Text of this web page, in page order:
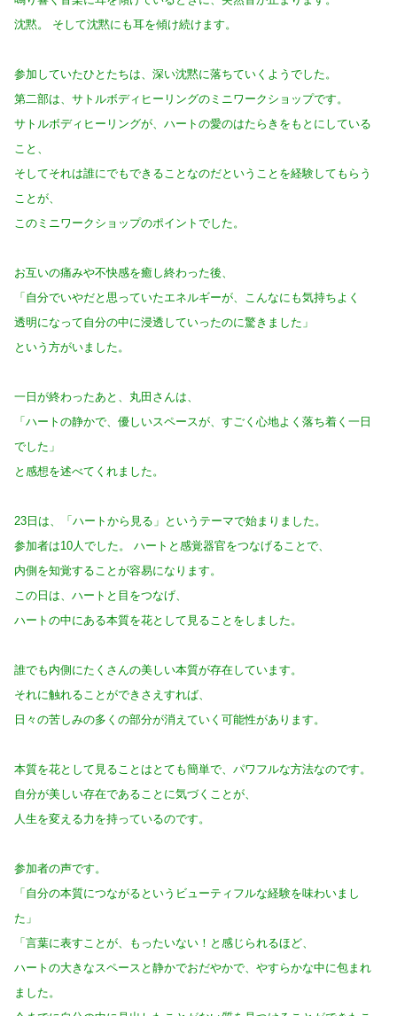
沈黙。 そして沈黙にも耳を傾け続けます。
参加していたひとたちは、深い沈黙に落ちていくようでした。
第二部は、サトルボディヒーリングのミニワークショップです。
サトルボディヒーリングが、ハートの愛のはたらきをもとにしている
こと、
そしてそれは誰にでもできることなのだということを経験してもらう
ことが、
このミニワークショップのポイントでした。
お互いの痛みや不快感を癒し終わった後、
「自分でいやだと思っていたエネルギーが、こんなにも気持ちよく
透明になって自分の中に浸透していったのに驚きました」
という方がいました。
一日が終わったあと、丸田さんは、
「ハートの静かで、優しいスペースが、すごく心地よく落ち着く一日
でした」
と感想を述べてくれました。
23日は、「ハートから見る」というテーマで始まりました。
参加者は10人でした。 ハートと感覚器官をつなげることで、
内側を知覚することが容易になります。
この日は、ハートと目をつなげ、
ハートの中にある本質を花として見ることをしました。
誰でも内側にたくさんの美しい本質が存在しています。
それに触れることができさえすれば、
日々の苦しみの多くの部分が消えていく可能性があります。
本質を花として見ることはとても簡単で、パワフルな方法なのです。
自分が美しい存在であることに気づくことが、
人生を変える力を持っているのです。
参加者の声です。
「自分の本質につながるというビューティフルな経験を味わいまし
た」
「言葉に表すことが、もったいない！と感じられるほど、
ハートの大きなスペースと静かでおだやかで、やすらかな中に包まれ
ました。